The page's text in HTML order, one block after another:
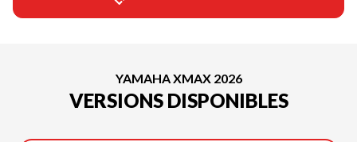
YAMAHA XMAX 2026
VERSIONS DISPONIBLES